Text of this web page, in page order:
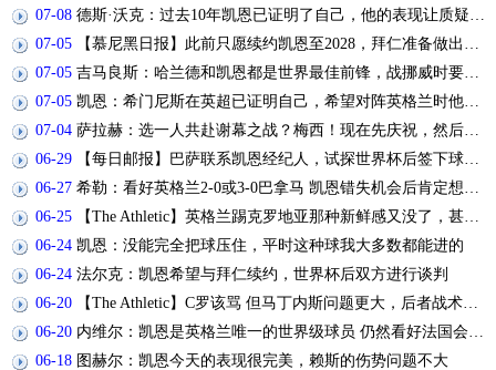
07-08 德斯·沃克：过去10年凯恩已证明了自己，他的表现让质疑者闭嘴
07-05 【慕尼黑日报】此前只愿续约凯恩至2028，拜仁准备做出重大妥协续约至2029
07-05 吉马良斯：哈兰德和凯恩都是世界最佳前锋，战挪威时要盯紧前者
07-05 凯恩：希门尼斯在英超已证明自己，希望对阵英格兰时他别发挥太好
07-04 萨拉赫：选一人共赴谢幕之战？梅西！现在先庆祝，然后再研究对手
06-29 【每日邮报】巴萨联系凯恩经纪人，试探世界杯后签下球员可能性
06-27 希勒：看好英格兰2-0或3-0巴拿马 凯恩错失机会后肯定想进球
06-25 【The Athletic】英格兰踢克罗地亚那种新鲜感又没了，甚至回到了熟悉的样子
06-24 凯恩：没能完全把球压住，平时这种球我大多数都能进的
06-24 法尔克：凯恩希望与拜仁续约，世界杯后双方进行谈判
06-20 【The Athletic】C罗该骂 但马丁内斯问题更大，后者战术失策是更严重的隐患
06-20 内维尔：凯恩是英格兰唯一的世界级球员 仍然看好法国会夺冠
06-18 图赫尔：凯恩今天的表现很完美，赖斯的伤势问题不大